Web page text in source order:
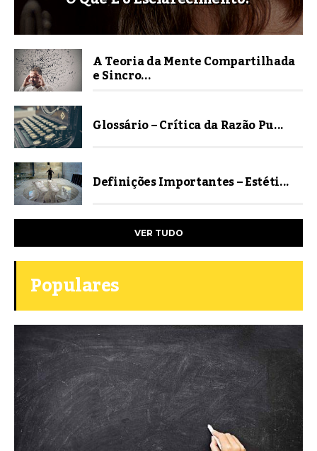
A Teoria da Mente Compartilhada
e Sincro...
Glossário – Crítica da Razão Pu...
Definições Importantes – Estéti...
VER TUDO
Populares